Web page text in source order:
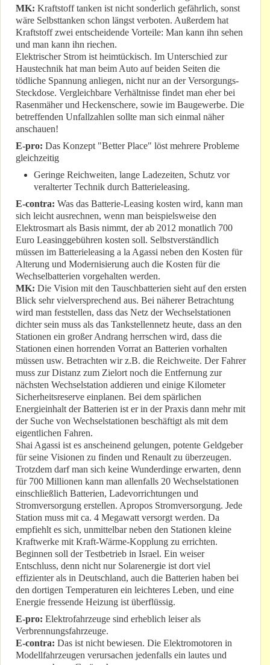
MK: Kraftstoff tanken ist nicht sonderlich gefährlich, sonst
wäre Selbsttanken schon längst verboten. Außerdem hat
Kraftstoff zwei entscheidende Vorteile: Man kann ihn sehen
und man kann ihn riechen.
Elektrischer Strom ist heimtückisch. Im Unterschied zur
Haustechnik hat man beim Auto auf beiden Seiten die
tödliche Spannung anliegen, nicht nur an der Versorgungs-
Steckdose. Vergleichbare Verhältnisse findet man eher bei
Rasenmäher und Heckenschere, sowie im Baugewerbe. Die
betreffenden Unfallzahlen sollte man sich einmal näher
anschauen!
E-pro: Das Konzept "Better Place" löst mehrere Probleme
gleichzeitig
Geringe Reichweiten, lange Ladezeiten, Schutz vor
veralterter Technik durch Batterieleasing.
E-contra: Was das Batterie-Leasing kosten wird, kann man
sich leicht ausrechnen, wenn man beispielsweise den
Elektrosmart als Basis nimmt, der ab 2012 monatlich 700
Euro Leasinggebühren kosten soll. Selbstverständlich
müssen im Batterieleasing a la Agassi neben den Kosten für
Alterung und Modernisierung auch die Kosten für die
Wechselbatterien vorgehalten werden.
MK: Die Vision mit den Tauschbatterien sieht auf den ersten
Blick sehr vielversprechend aus. Bei näherer Betrachtung
wird man feststellen, dass das Netz der Wechselstationen
dichter sein muss als das Tankstellennetz heute, dass an den
Stationen ein großer Andrang herrschen wird, dass die
Stationen einen horrenden Vorrat an Batterien vorhalten
müssen usw. Betrachten wir z.B. die Reichweite. Der Fahrer
muss zur Distanz zum Zielort noch die Entfernung zur
nächsten Wechselstation addieren und einige Kilometer
Sicherheitsreserve einplanen. Bei dem spärlichen
Energieinhalt der Batterien ist er in der Praxis dann mehr mit
der Suche von Wechselstationen beschäftigt als mit dem
eigentlichen Fahren.
Shai Agassi ist es anscheinend gelungen, potente Geldgeber
für seine Visionen zu finden und Renault zu überzeugen.
Trotzdem darf man sich keine Wunderdinge erwarten, denn
für 700 Millionen kann man allenfalls 20 Wechselstationen
einschließlich Batterien, Ladevorrichtungen und
Stromversorgung erstellen. Apropos Stromversorgung. Jede
Station muss mit ca. 4 Megawatt versorgt werden. Da
empfiehlt es sich, unmittelbar neben den Stationen kleine
Kraftwerke mit Kraft-Wärme-Kopplung zu errichten.
Beginnen soll der Testbetrieb in Israel. Ein weiser
Entschluss, denn nicht nur Solarenergie ist dort viel
effizienter als in Deutschland, auch die Batterien haben bei
den dortigen Temperaturen ein leichteres Leben, und eine
Energie fressende Heizung ist überflüssig.
E-pro: Elektrofahrzeuge sind erheblich leiser als
Verbrennungsfahrzeuge.
E-contra: Das ist nicht bewiesen. Die Elektromotoren in
Modellfahrzeugen verursachen jedenfalls ein lautes und